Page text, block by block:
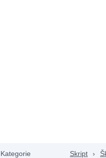
Kategorie Skript ›